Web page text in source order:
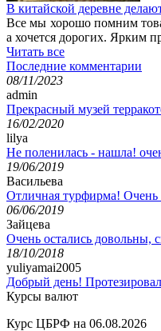
В китайской деревне
Все мы хорошо помним
а хочется дорогих. Ярким
Читать все
Последние комментарии
08/11/2023
admin
Прекрасный музей
16/02/2020
lilya
Не поленилась - нашла!
19/06/2019
Васильева
Отличная турфирма!
06/06/2019
Зайцева
Очень остались довольны,
18/10/2018
yuliyamai2005
Добрый день!
Курсы валют
Курс ЦБРФ на 06.08.2026